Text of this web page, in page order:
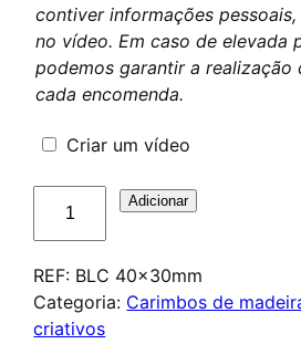
contiver informações
no vídeo. Em caso de elevada
podemos garantir a realização
cada encomenda.
Criar um vídeo
Quantidade
en
bois
pour
Adicionar
REF: BLC 40x30mm
Categoria: Carimbos de
criativos